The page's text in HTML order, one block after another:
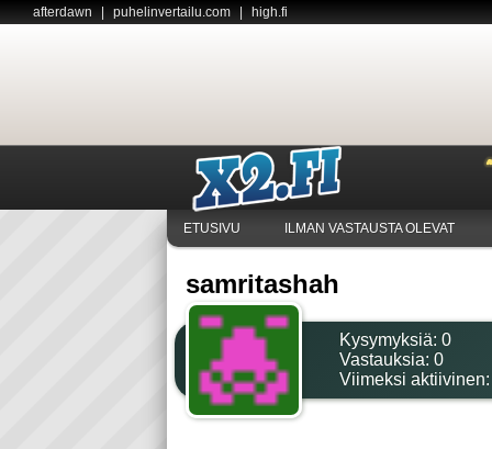
afterdawn puhelinvertailu.com high.fi
ETUSIVU ILMAN VASTAUSTA OLEVAT
samritashah
Kysymyksiä: 0
Vastauksia: 0
Viimeksi aktiivinen: